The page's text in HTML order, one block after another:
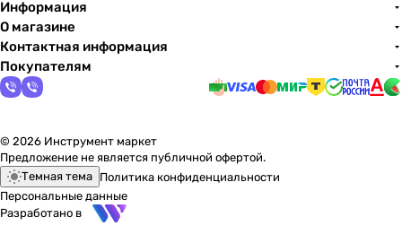
Информация
О магазине
Контактная информация
Покупателям
© 2026 Инструмент маркет
Предложение не является публичной офертой.
Темная тема Политика конфиденциальности
Персональные данные
Разработано в